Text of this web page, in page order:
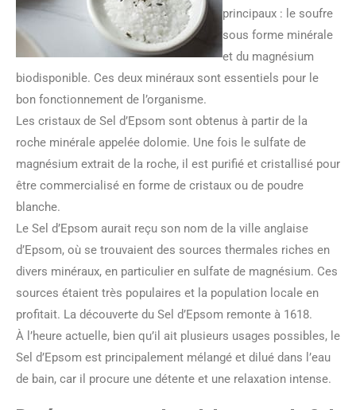
principaux : le soufre
sous forme minérale
et du magnésium
biodisponible. Ces deux minéraux sont essentiels pour le
bon fonctionnement de l’organisme.
Les cristaux de Sel d’Epsom sont obtenus à partir de la
roche minérale appelée dolomie. Une fois le sulfate de
magnésium extrait de la roche, il est purifié et cristallisé pour
être commercialisé en forme de cristaux ou de poudre
blanche.
Le Sel d’Epsom aurait reçu son nom de la ville anglaise
d’Epsom, où se trouvaient des sources thermales riches en
divers minéraux, en particulier en sulfate de magnésium. Ces
sources étaient très populaires et la population locale en
profitait. La découverte du Sel d’Epsom remonte à 1618.
À l’heure actuelle, bien qu’il ait plusieurs usages possibles, le
Sel d’Epsom est principalement mélangé et dilué dans l’eau
de bain, car il procure une détente et une relaxation intense.